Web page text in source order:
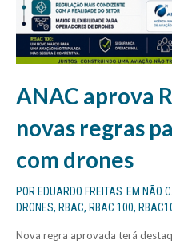
ANAC aprova
novas regras
com drones
POR EDUARDO FREITAS EM NÃO
DRONES, RBAC, RBAC 100,
Nova regra aprovada terá